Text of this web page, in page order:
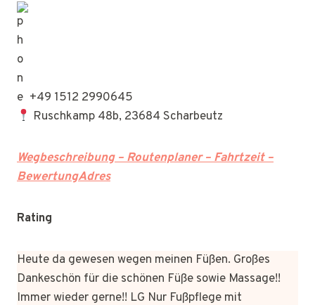
+49 1512 2990645
Ruschkamp 48b, 23684 Scharbeutz
Wegbeschreibung – Routenplaner – Fahrtzeit –
BewertungAdres
Rating
Heute da gewesen wegen meinen Füßen. Großes
Dankeschön für die schönen Füße sowie Massage!!
Immer wieder gerne!! LG Nur Fußpflege mit